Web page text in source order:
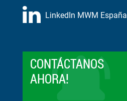
LinkedIn MWM España
CONTÁCTANOS
AHORA!